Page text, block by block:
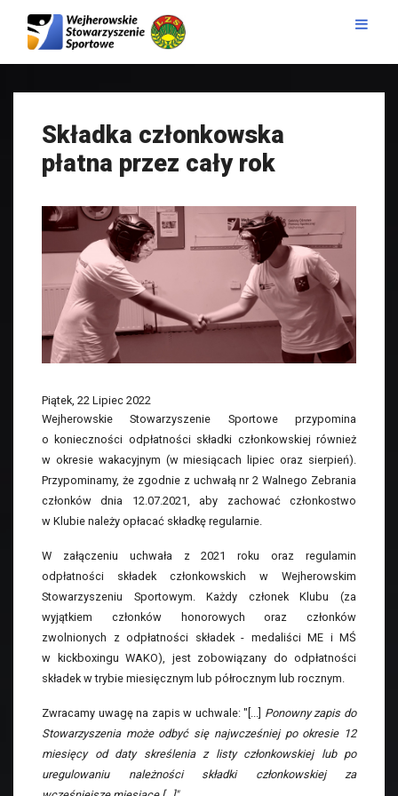
Składka członkowska
płatna przez cały rok
Piątek, 22 Lipiec 2022
Wejherowskie Stowarzyszenie Sportowe przypomina
o konieczności odpłatności składki członkowskiej również
w okresie wakacyjnym (w miesiącach lipiec oraz sierpień).
Przypominamy, że zgodnie z uchwałą nr 2 Walnego Zebrania
członków dnia 12.07.2021, aby zachować członkostwo
w Klubie należy opłacać składkę regularnie.
W załączeniu uchwała z 2021 roku oraz regulamin
odpłatności składek członkowskich w Wejherowskim
Stowarzyszeniu Sportowym. Każdy członek Klubu (za
wyjątkiem członków honorowych oraz członków
zwolnionych z odpłatności składek - medaliści ME i MŚ
w kickboxingu WAKO), jest zobowiązany do odpłatności
składek w trybie miesięcznym lub półrocznym lub rocznym.
Zwracamy uwagę na zapis w uchwale: "[...] Ponowny zapis do
Stowarzyszenia może odbyć się najwcześniej po okresie 12
miesięcy od daty skreślenia z listy członkowskiej lub po
uregulowaniu należności składki członkowskiej za